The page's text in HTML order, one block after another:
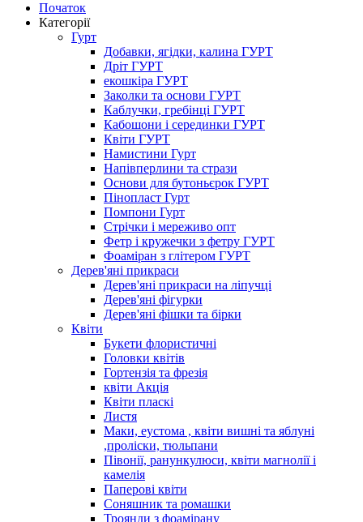
Початок
Категорії
Гурт
Добавки, ягідки, калина ГУРТ
Дріт ГУРТ
екошкіра ГУРТ
Заколки та основи ГУРТ
Каблучки, гребінці ГУРТ
Кабошони і серединки ГУРТ
Квіти ГУРТ
Намистини Гурт
Напівперлини та стрази
Основи для бутоньєрок ГУРТ
Пінопласт Гурт
Помпони Гурт
Стрічки і мереживо опт
Фетр і кружечки з фетру ГУРТ
Фоаміран з глітером ГУРТ
Дерев'яні прикраси
Дерев'яні прикраси на ліпучці
Дерев'яні фігурки
Дерев'яні фішки та бірки
Квіти
Букети флористичні
Головки квітів
Гортензія та фрезія
квіти Акція
Квіти пласкі
Листя
Маки, еустома , квіти вишні та яблуні
,проліски, тюльпани
Півонії, ранункулюси, квіти магнолії і
камелія
Паперові квіти
Соняшник та ромашки
Троянди з фоамірану